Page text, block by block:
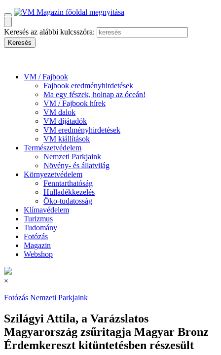
Keresés az alábbi kulcsszóra:
VM / Fajbook
Fajbook eredményhirdetések
Ma egy fészek, holnap az óceán!
VM / Fajbook hírek
VM dalok
VM díjátadók
VM eredményhirdetések
VM kiállítások
Természetvédelem
Nemzeti Parkjaink
Növény- és állatvilág
Környezetvédelem
Fenntarthatóság
Hulladékkezelés
Öko-tudatosság
Klímavédelem
Turizmus
Tudomány
Fotózás
Magazin
Webshop
×
Fotózás Nemzeti Parkjaink
Szilágyi Attila, a Varázslatos
Magyarország zsűritagja Magyar Bronz
Érdemkereszt kitüntetésben részesült